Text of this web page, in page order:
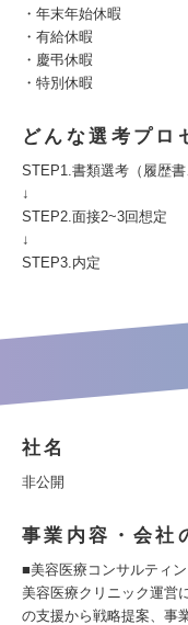
・年末年始休暇
・有給休暇
・慶弔休暇
・特別休暇
どんな選考プロ
STEP1.書類選考（履歴書
↓
STEP2.面接2~3回想定
↓
STEP3.内定
社名
非公開
事業内容・会社
■美容医療コンサルティ
美容医療クリニック運営
の支援から戦略提案、事